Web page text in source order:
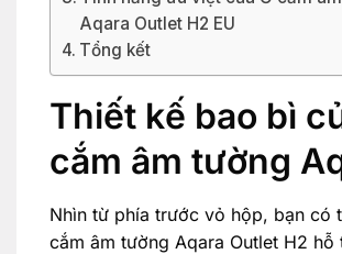
Aqara Outlet H2 EU
Tổng kết
Thiết kế bao bì
cắm âm tường
Nhìn từ phía trước vỏ hộp, bạn có
cắm âm tường Aqara Outlet H2 hỗ